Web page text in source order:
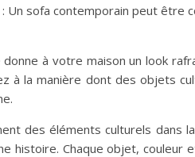
: Un sofa contemporain peut être
à votre maison un look
à la manière dont des objets
des éléments culturels dans
histoire. Chaque objet,